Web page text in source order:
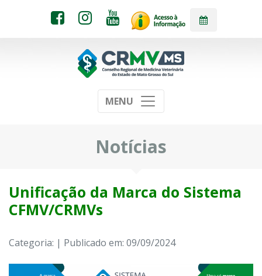
MENU
Notícias
Unificação da Marca do Sistema
CFMV/CRMVs
Categoria: | Publicado em: 09/09/2024